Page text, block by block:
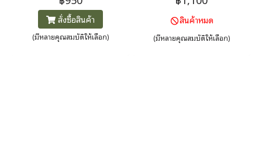
ทุกโอกาส ทุกกิจกรรม
สั่งซื้อสินค้า
(มีหลายคุณสมบัติให้เลือก)
ล็อคปิดแน่น ใส่ได้ทั้งบัตรเครดิต
ธนบัตร และเหรียญต่างๆ
สินค้าหมด
(มีหลายคุณสมบัติให้เลือก)